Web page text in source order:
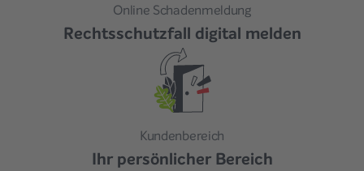
Online Schadenmeldung
Rechtsschutzfall digital melden
Kundenbereich
Ihr persönlicher Bereich